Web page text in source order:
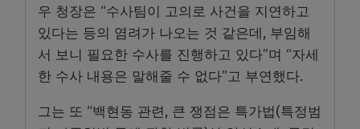
우 청장은 “수사팀이 고의로 사건을 지연하고
있다는 등의 염려가 나오는 것 같은데, 부임해
서 보니 필요한 수사를 진행하고 있다”며 “자세
한 수사 내용은 말해줄 수 없다”고 부연했다.
그는 또 “백현동 관련, 큰 쟁점은 특가법(특정범